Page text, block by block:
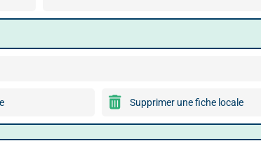
Supprimer une fiche locale